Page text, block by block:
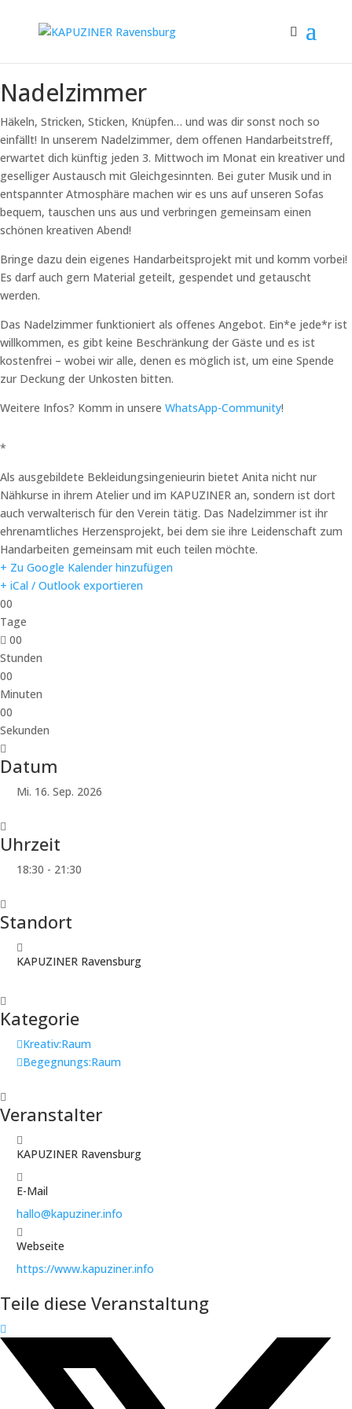
Nadelzimmer
Häkeln, Stricken, Sticken, Knüpfen… und was dir sonst noch so
einfällt! In unserem Nadelzimmer, dem offenen Handarbeitstreff,
erwartet dich künftig jeden 3. Mittwoch im Monat ein kreativer und
geselliger Austausch mit Gleichgesinnten. Bei guter Musik und in
entspannter Atmosphäre machen wir es uns auf unseren Sofas
bequem, tauschen uns aus und verbringen gemeinsam einen
schönen kreativen Abend!
Bringe dazu dein eigenes Handarbeitsprojekt mit und komm vorbei!
Es darf auch gern Material geteilt, gespendet und getauscht
werden.
Das Nadelzimmer funktioniert als offenes Angebot. Ein*e jede*r ist
willkommen, es gibt keine Beschränkung der Gäste und es ist
kostenfrei – wobei wir alle, denen es möglich ist, um eine Spende
zur Deckung der Unkosten bitten.
Weitere Infos? Komm in unsere WhatsApp-Community!
*
Als ausgebildete Bekleidungsingenieurin bietet Anita nicht nur
Nähkurse in ihrem Atelier und im KAPUZINER an, sondern ist dort
auch verwalterisch für den Verein tätig. Das Nadelzimmer ist ihr
ehrenamtliches Herzensprojekt, bei dem sie ihre Leidenschaft zum
Handarbeiten gemeinsam mit euch teilen möchte.
+ Zu Google Kalender hinzufügen
+ iCal / Outlook exportieren
00
Tage
00
Stunden
00
Minuten
00
Sekunden
Datum
Mi. 16. Sep. 2026
Uhrzeit
18:30 - 21:30
Standort
KAPUZINER Ravensburg
Kategorie
Kreativ:Raum
Begegnungs:Raum
Veranstalter
KAPUZINER Ravensburg
E-Mail
hallo@kapuziner.info
Webseite
https://www.kapuziner.info
Teile diese Veranstaltung